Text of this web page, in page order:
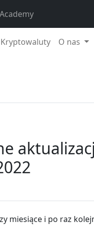
Kryptowaluty O nas
miesiące i po raz